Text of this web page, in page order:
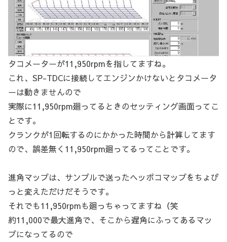
タコメーターが11,950rpmを指してますね。
これ、SP-TDCに接続してエンジンかけないとタコメータ
ーは動きませんので
実際に11,950rpm廻ってるときのセッティング画面ってこ
とです。
クランクが1回転するのにかかった時間から計算してます
ので、誤差無く11,950rpm廻ってるってことです。
進角マップは、サンプルで送ったヘッポコマップをちょび
っと変えただけだそうです。
それでも11,950rpmも廻っちゃってますね（笑
約11,000で最大進角で、そこから遅角にふってあるマッ
プになってるので